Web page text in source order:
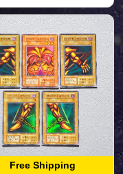
Free Shipping